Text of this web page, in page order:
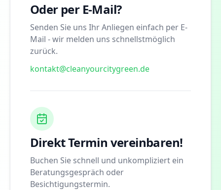
Oder per E-Mail?
Senden Sie uns Ihr Anliegen einfach per E-
Mail - wir melden uns schnellstmöglich
zurück.
kontakt@cleanyourcitygreen.de
Direkt Termin vereinbaren!
Buchen Sie schnell und unkompliziert ein
Beratungsgespräch oder
Besichtigungstermin.